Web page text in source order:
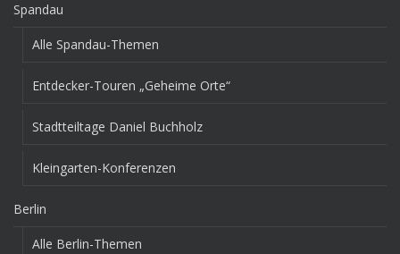
Spandau
Alle Spandau-Themen
Entdecker-Touren „Geheime Orte“
Stadtteiltage Daniel Buchholz
Kleingarten-Konferenzen
Berlin
Alle Berlin-Themen